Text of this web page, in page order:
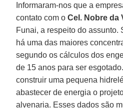
Informaram-nos que a
contato com o Cel. Nobre da
Funai, a respeito do assunto.
há uma das maiores
segundo os cálculos dos
de 15 anos para ser
construir uma pequena
abastecer de energia o
alvenaria. Esses dados são